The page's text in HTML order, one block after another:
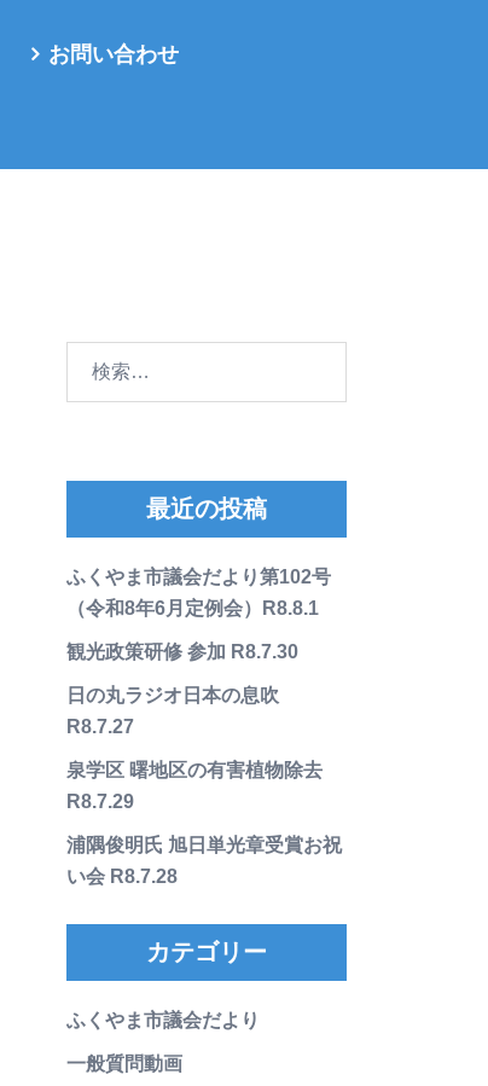
お問い合わせ
最近の投稿
ふくやま市議会だより第102号
（令和8年6月定例会）R8.8.1
観光政策研修 参加 R8.7.30
日の丸ラジオ日本の息吹
R8.7.27
泉学区 曙地区の有害植物除去
R8.7.29
浦隅俊明氏 旭日単光章受賞お祝
い会 R8.7.28
カテゴリー
ふくやま市議会だより
一般質問動画